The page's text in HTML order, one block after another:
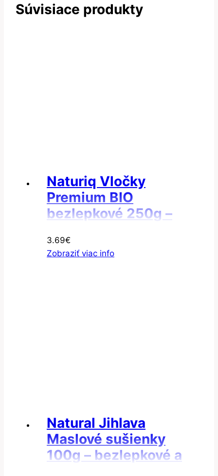
Súvisiace produkty
Naturiq Vločky
Premium BIO
bezlepkové 250g –
3.69€
Zobraziť viac info
Natural Jihlava
Maslové sušienky
100g – bezlepkové a